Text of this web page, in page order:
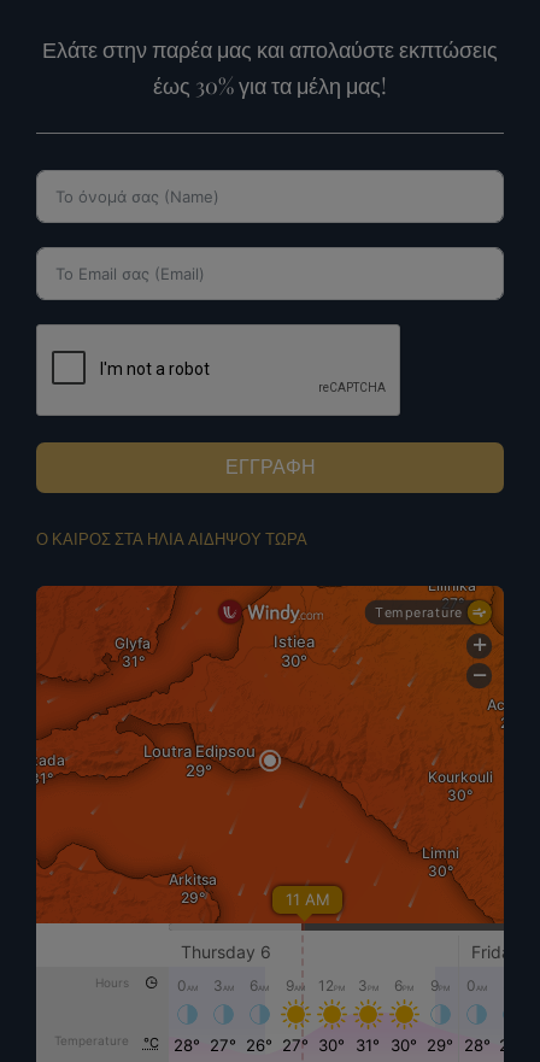
Ελάτε στην παρέα μας και απολαύστε εκπτώσεις
έως 30% για τα μέλη μας!
ΕΓΓΡΑΦΗ
Ο ΚΑΙΡΟΣ ΣΤΑ ΗΛΙΑ ΑΙΔΗΨΟΥ ΤΩΡΑ